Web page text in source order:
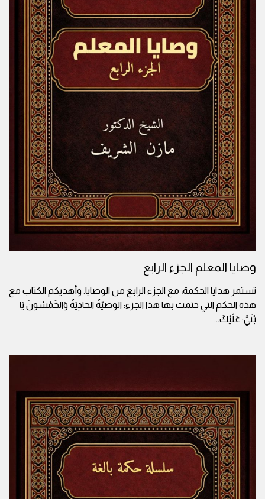
وصايا المعلم الجزء الرابع
تستمر هدايا الحكمة، مع الجزء الرابع من الوصايا. وأهديكم الكتاب مع
هذه الحكم التي ختمت بها هذا الجزء: الوصيّةُ الحادِيَةُ وَالخَمْسُونَ يَا
بُنَيَّ: عَلَيْكَ...